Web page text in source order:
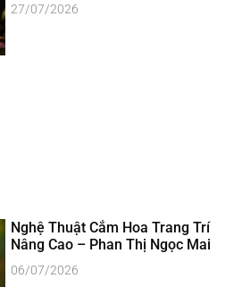
27/07/2026
Nghệ Thuật Cắm Hoa Trang Trí
Nâng Cao – Phan Thị Ngọc Mai
06/07/2026